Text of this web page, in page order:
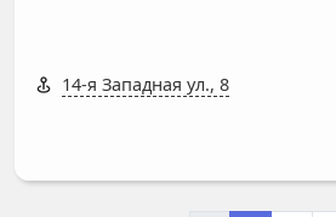
14-я Западная ул., 8